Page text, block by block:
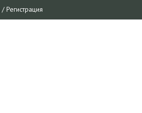
/Регистрация